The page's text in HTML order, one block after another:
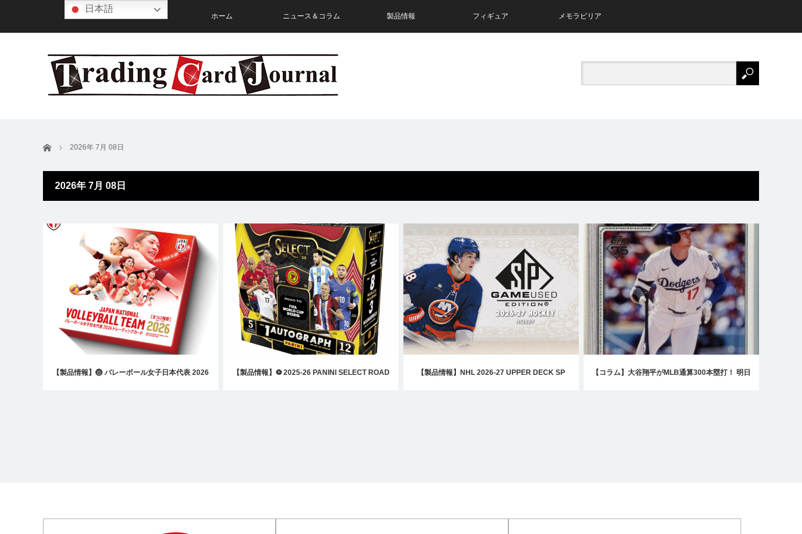
ホーム ニュース＆コラム 製品情報 フィギュア メモラビリア
ホーム 2026年 7月 08日
2026年 7月 08日
【製品情報】🏐 バレーボール女子日本代表 2026 【製品情報】⚽ 2025-26 PANINI SELECT ROAD 【製品情報】NHL 2026-27 UPPER DECK SP 【コラム】大谷翔平がMLB通算300本塁打！ 明日
日本語